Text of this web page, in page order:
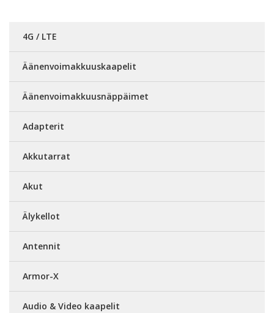
4G / LTE
Äänenvoimakkuuskaapelit
Äänenvoimakkuusnäppäimet
Adapterit
Akkutarrat
Akut
Älykellot
Antennit
Armor-X
Audio & Video kaapelit